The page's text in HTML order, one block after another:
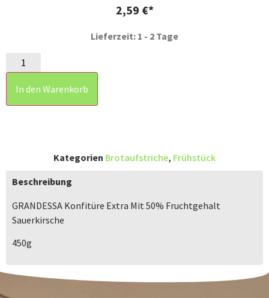
2,59 €
Lieferzeit: 1 - 2 Tage
In den Warenkorb
Kategorien Brotaufstriche, Frühstück
Beschreibung
GRANDESSA Konfitüre Extra Mit 50% Fruchtgehalt
Sauerkirsche
450g